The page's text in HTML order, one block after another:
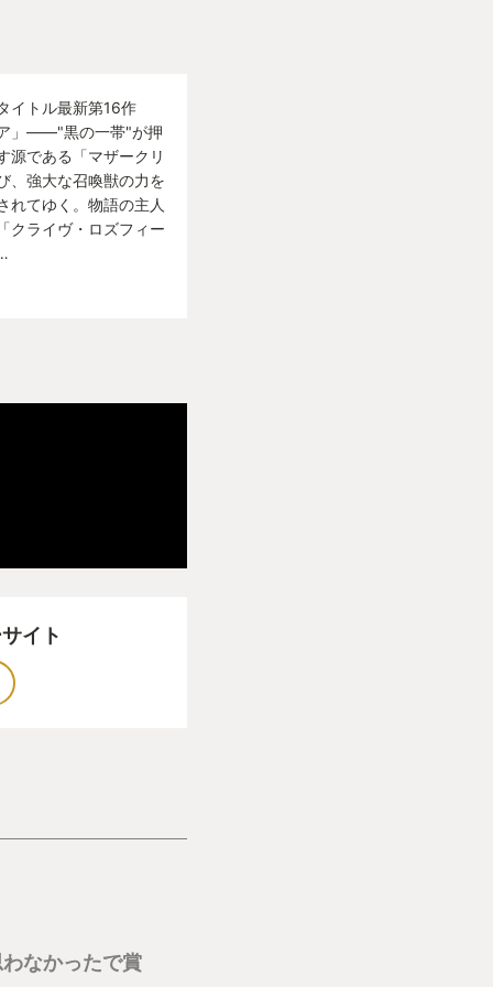
ることが出来、シ
体験だと思いまし
たいな声が目立ち
で、ポジティブな
が81%。
評価が89%。
では無くあくまで
」もユーザー
たかも賛と拮抗し
得いかないし、残
ゲームの中で一番
として、私の
イトル最新第16作
」——"黒の一帯"が押
源である「マザークリ
、強大な召喚獣の力を
れてゆく。物語の主人
クライヴ・ロズフィー
イト
なかったで賞